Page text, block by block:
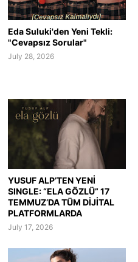
Eda Suluki'den Yeni Tekli:
"Cevapsız Sorular"
July 28, 2026
YUSUF ALP’TEN YENİ
SINGLE: “ELA GÖZLÜ” 17
TEMMUZ’DA TÜM DİJİTAL
PLATFORMLARDA
July 17, 2026